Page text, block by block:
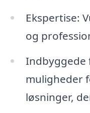
Ekspertise:
og
Indbyggede
muligheder
løsninger,